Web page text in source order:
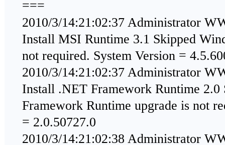
===
2010/3/14:21:02:37 Administrator
Install MSI Runtime 3.1 Skipped
not required. System Version =
2010/3/14:21:02:37 Administrator
Install .NET Framework Runtime 2.0
Framework Runtime upgrade is not
= 2.0.50727.0
2010/3/14:21:02:38 Administrator